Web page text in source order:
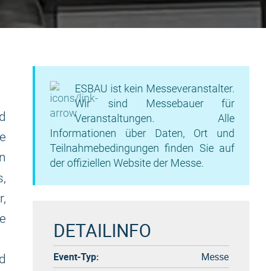
ESBAU ist kein Messeveranstalter.
Wir sind Messebauer für
Veranstaltungen. Alle
Informationen über Daten, Ort und
Teilnahmebedingungen finden Sie auf
der offiziellen Website der Messe.
DETAILINFO
Event-Typ:
Messe